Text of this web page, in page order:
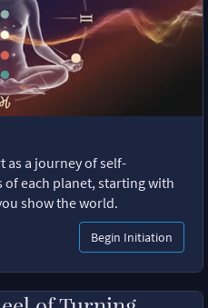
as a journey of self-
of each planet, starting with
show the world.
Begin Initiation